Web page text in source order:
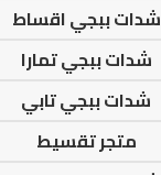
شدات ببجي اقساط
شدات ببجي تمارا
شدات ببجي تابي
متجر تقسيط